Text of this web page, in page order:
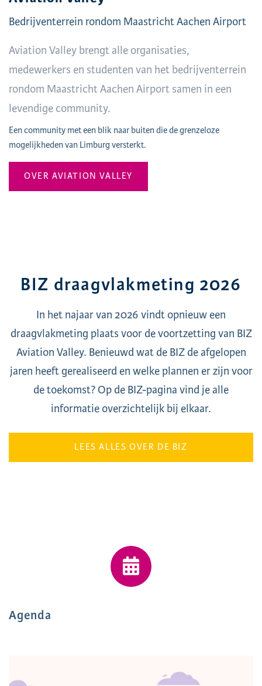
Bedrijventerrein rondom Maastricht Aachen Airport
Aviation Valley brengt alle organisaties,
medewerkers en studenten van het bedrijventerrein
rondom Maastricht Aachen Airport samen in een
levendige community.
Een community met een blik naar buiten die de grenzeloze
mogelijkheden van Limburg versterkt.
OVER AVIATION VALLEY
BIZ draagvlakmeting 2026
In het najaar van 2026 vindt opnieuw een
draagvlakmeting plaats voor de voortzetting van BIZ
Aviation Valley. Benieuwd wat de BIZ de afgelopen
jaren heeft gerealiseerd en welke plannen er zijn voor
de toekomst? Op de BIZ-pagina vind je alle
informatie overzichtelijk bij elkaar.
LEES ALLES OVER DE BIZ
Agenda